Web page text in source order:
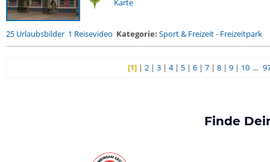
Karte
25 Urlaubsbilder 1 Reisevideo Kategorie: Sport & Freizeit- Freizeitpark
[1]| 2| 3| 4| 5| 6| 7| 8| 9| 10 ...
Finde